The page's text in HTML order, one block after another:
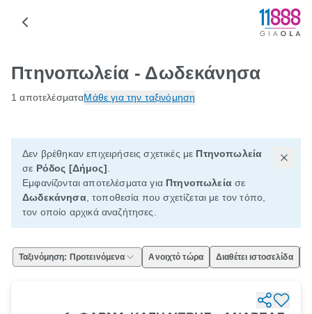
Πτηνοπωλεία - Δωδεκάνησα
1 αποτελέσματαΜάθε για την ταξινόμηση
Δεν βρέθηκαν επιχειρήσεις σχετικές με Πτηνοπωλεία
σε Ρόδος [Δήμος]
Εμφανίζονται αποτελέσματα για Πτηνοπωλείασε
Δωδεκάνησα, τοποθεσία που σχετίζεται με τον τόπο,
τον οποίο αρχικά αναζήτησες.
Ταξινόμηση: Προτεινόμενα Ανοιχτό τώρα Διαθέτει ιστοσελίδα